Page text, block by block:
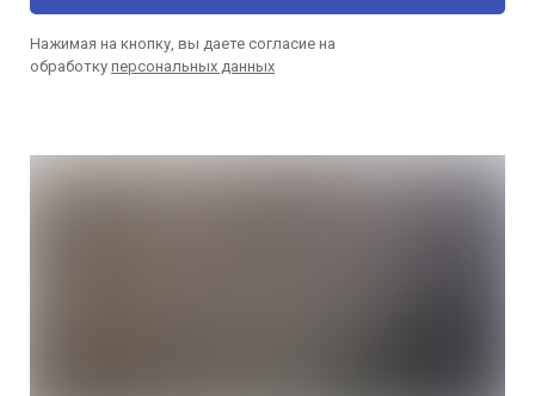
Нажимая на кнопку, вы даете согласие на
обработку персональных данных